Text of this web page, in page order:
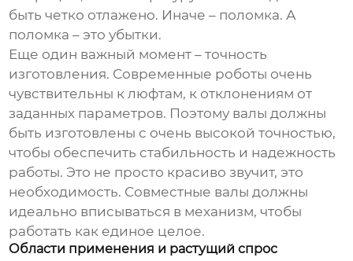
быть четко отлажено. Иначе – поломка. А
поломка – это убытки.
Еще один важный момент – точность
изготовления. Современные роботы очень
чувствительны к люфтам, к отклонениям от
заданных параметров. Поэтому валы должны
быть изготовлены с очень высокой точностью,
чтобы обеспечить стабильность и надежность
работы. Это не просто красиво звучит, это
необходимость. Совместные валы должны
идеально вписываться в механизм, чтобы
работать как единое целое.
Области применения и растущий спрос